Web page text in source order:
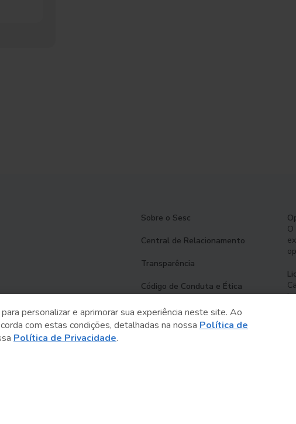
Sobre o Sesc
Central de Relacionamento
Transparência
Código de Conduta e Ética
Política de Privacidade
Política de Cookies
personalizar e aprimorar sua experiência neste site. Ao
com estas condições, detalhadas na nossa Política de
Política de Privacidade.